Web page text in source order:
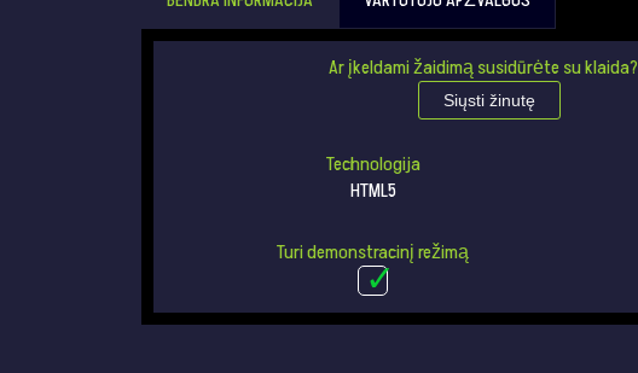
Ar įkeldami žaidimą susidūrėte su klaida?
Siųsti žinutę
Technologija
HTML5
Turi demonstracinį režimą